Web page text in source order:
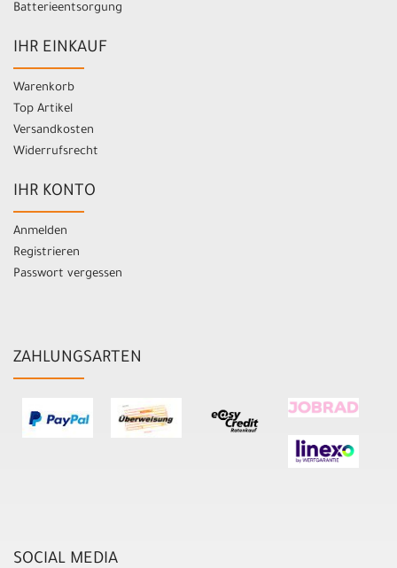
Batterieentsorgung
IHR EINKAUF
Warenkorb
Top Artikel
Versandkosten
Widerrufsrecht
IHR KONTO
Anmelden
Registrieren
Passwort vergessen
ZAHLUNGSARTEN
SOCIAL MEDIA